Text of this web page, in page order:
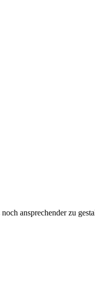
ansprechender zu